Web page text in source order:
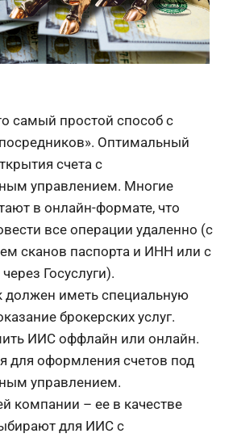
самый простой способ с
Оптимальный
счета с
управлением. Многие
в онлайн-формате, что
все операции удаленно (с
сканов паспорта и ИНН или с
Госуслуги).
должен иметь специальную
брокерских услуг.
ИИС оффлайн или онлайн.
для оформления счетов под
управлением.
компании – ее в качестве
для ИИС с